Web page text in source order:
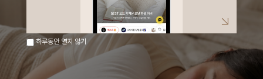
하루동안 열지 않기